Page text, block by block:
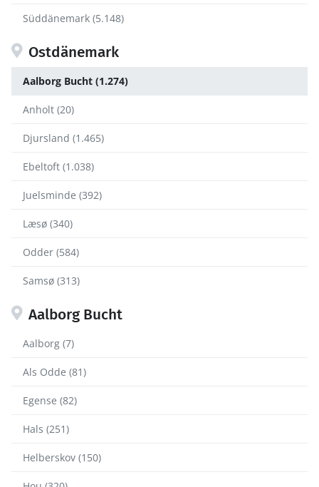
Süddänemark (5.148)
Ostdänemark
Aalborg Bucht (1.274)
Anholt (20)
Djursland (1.465)
Ebeltoft (1.038)
Juelsminde (392)
Læsø (340)
Odder (584)
Samsø (313)
Aalborg Bucht
Aalborg (7)
Als Odde (81)
Egense (82)
Hals (251)
Helberskov (150)